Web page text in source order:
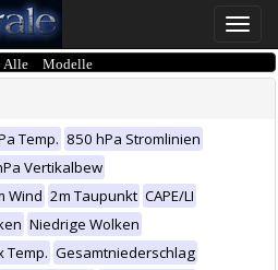
Toggle
Modelle
Temp. 850 hPa Stromlinien
Vertikalbew
Wind 2m Taupunkt CAPE/LI
Niedrige Wolken
Temp. Gesamtniederschlag